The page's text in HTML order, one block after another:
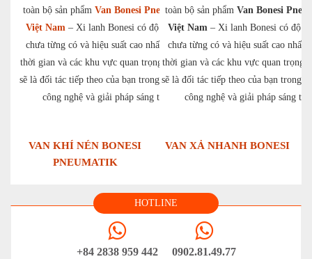
toàn bộ sản phẩm Van Bonesi Pneumatik
Việt Nam – Xi lanh Bonesi có độ tin cậy
chưa từng có và hiệu suất cao nhất, cả về
thời gian và các khu vực quan trọng. Bonesi
sẽ là đối tác tiếp theo của bạn trong lĩnh vực
công nghệ và giải pháp sáng tạo.
VAN KHÍ NÉN BONESI
PNEUMATIK
toàn bộ sản phẩm Van Bonesi
Việt Nam – Xi lanh Bonesi có độ
chưa từng có và hiệu suất cao nhất,
thời gian và các khu vực quan trọng.
sẽ là đối tác tiếp theo của bạn trong
công nghệ và giải pháp sáng
VAN XẢ NHANH BONESI
HOTLINE
+84 2838 959 442 0902.81.49.77